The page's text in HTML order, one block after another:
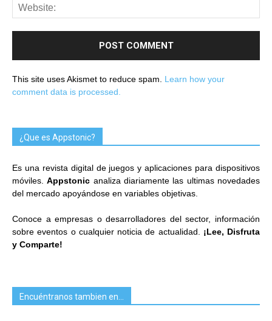
This site uses Akismet to reduce spam. Learn how your
comment data is processed.
¿Que es Appstonic?
Es una revista digital de juegos y aplicaciones para dispositivos
móviles.Appstonic analiza diariamente las ultimas novedades
del mercado apoyándose en variables objetivas.
Conoce a empresas o desarrolladores del sector, información
sobre eventos o cualquier noticia de actualidad. ¡Lee, Disfruta
y Comparte!
Encuéntranos tambien en…